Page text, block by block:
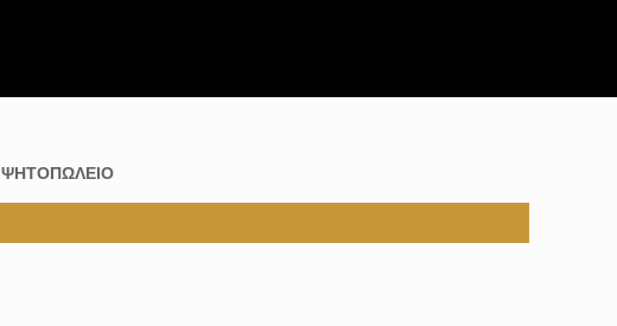
ΨΗΤΟΠΩΛΕΙΟ